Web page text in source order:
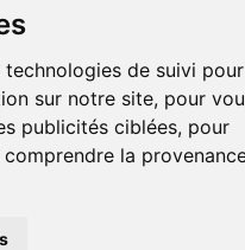
de suivi pour
sur notre site, pour
publicités ciblées, pour
la
- 2L
CAMELBAK
CRUX - 2L
Référence :
La poche à eau
absorption de 20%